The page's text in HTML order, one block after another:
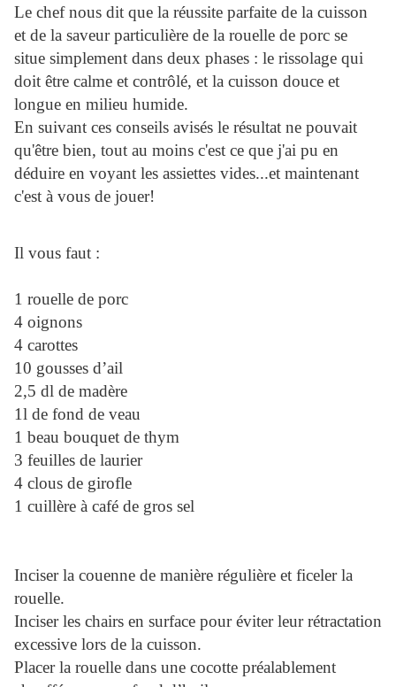
Le chef nous dit que la réussite parfaite de la cuisson
et de la saveur particulière de la rouelle de porc se
situe simplement dans deux phases : le rissolage qui
doit être calme et contrôlé, et la cuisson douce et
longue en milieu humide.
En suivant ces conseils avisés le résultat ne pouvait
qu'être bien, tout au moins c'est ce que j'ai pu en
déduire en voyant les assiettes vides...et maintenant
c'est à vous de jouer!
Il vous faut :
1 rouelle de porc
4 oignons
4 carottes
10 gousses d’ail
2,5 dl de madère
1l de fond de veau
1 beau bouquet de thym
3 feuilles de laurier
4 clous de girofle
1 cuillère à café de gros sel
Inciser la couenne de manière régulière et ficeler la
rouelle.
Inciser les chairs en surface pour éviter leur rétractation
excessive lors de la cuisson.
Placer la rouelle dans une cocotte préalablement